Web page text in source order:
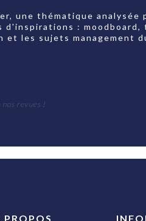
une thématique analysée
d'inspirations : moodboard,
les sujets management
revues !
PROPOS